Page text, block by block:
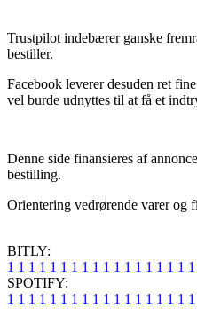
Trustpilot indebærer ganske
bestiller.
Facebook leverer desuden ret
vel burde udnyttes til at få et
Denne side finansieres af
bestilling.
Orientering vedrørende varer og
BITLY:
1 1 1 1 1 1 1 1 1 1 1 1 1 1 1 1 1 1
SPOTIFY:
1 1 1 1 1 1 1 1 1 1 1 1 1 1 1 1 1 1